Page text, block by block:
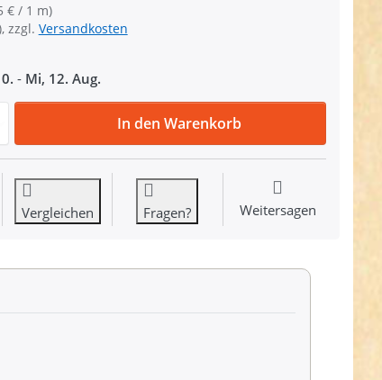
€ / 1 m)
zzgl. Versandkosten
- Mi, 12. Aug.
10m PP Gurtband - 25mm breit - 1,4mm stark - Pink mit
In den Warenkorb
Vergleichen Fragen? Weitersagen